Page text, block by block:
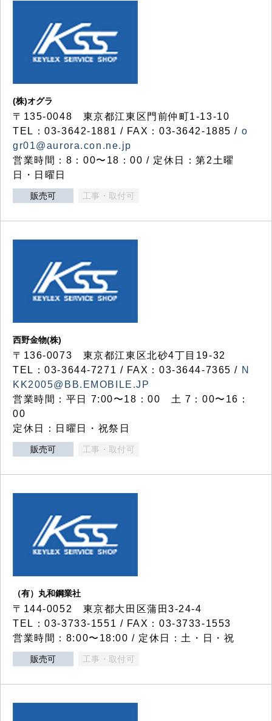
(株)オグラ
〒135-0048 東京都江東区門前仲町1-13-10
TEL：03-3642-1881 / FAX：03-3642-1885 / o
gr01@aurora.con.ne.jp
営業時間：8：00〜18：00 / 定休日：第2土曜
日・日曜日
販売可 工事・取付可
西野金物(株)
〒136-0073 東京都江東区北砂4丁目19-32
TEL：03‐3644‐7271 / FAX：03-3644-7365 / N
KK2005@BB.EMOBILE.JP
営業時間：平日 7:00〜18：00 土 7：00〜16：
00
定休日：日曜日・祝祭日
販売可 工事・取付可
（有）丸和鋼業社
〒144-0052 東京都大田区蒲田3-24-4
TEL：03-3733-1551 / FAX：03-3733-1553
営業時間：8:00〜18:00 / 定休日：土・日・祝
販売可 工事・取付可